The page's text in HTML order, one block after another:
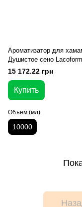
Ароматизатор для
Душистое сено Lacoform
15 172.22 грн
Купить
Объем (мл)
10000